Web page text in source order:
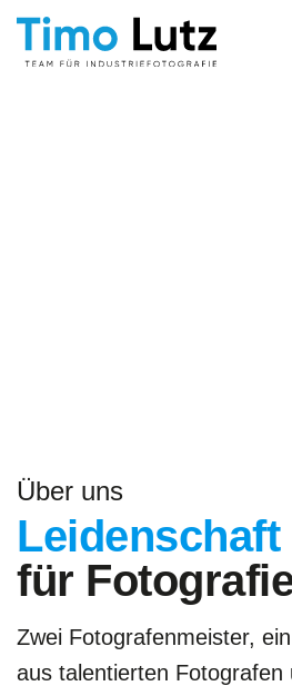
Über uns
Leidenschaft
für
Zwei Fotografenmeister,
aus talentierten Fotografen